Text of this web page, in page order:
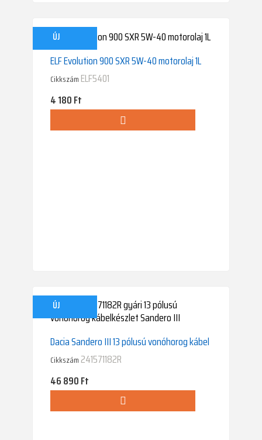
ÚJ
ELF Evolution 900 SXR 5W-40 motorolaj 1L
Cikkszám ELF5401
Ár
4 180 Ft
ÚJ
Dacia Sandero III 13 pólusú vonóhorog kábel
Cikkszám 241571182R
Ár
46 890 Ft